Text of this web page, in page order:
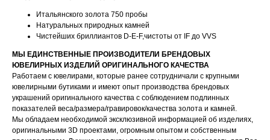
Итальянского золота 750 пробы
Натуральных природных камней
Чистейших бриллиантов D-E-F,чистоты от IF до VVS
МЫ ЕДИНСТВЕННЫЕ ПРОИЗВОДИТЕЛИ БРЕНДОВЫХ
ЮВЕЛИРНЫХ ИЗДЕЛИЙ ОРИГИНАЛЬНОГО КАЧЕСТВА
Работаем с ювелирами, которые ранее сотрудничали с крупными
ювелирными бутиками и имеют опыт производства брендовых
украшений оригинального качества с соблюдением подлинных
показателей веса/размера/гравировок/качества золота и камней.
Мы обладаем необходимой эксклюзивной информацией об изделиях,
оригинальными 3D проектами, огромным опытом и собственным